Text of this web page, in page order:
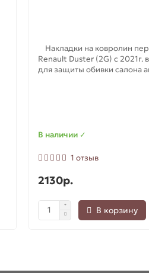
Накладки на ковролин
Renault Duster (2G) с 2021г.
для защиты обивки салона
В наличии ✓
1 отзыв
2130р.
В корзину